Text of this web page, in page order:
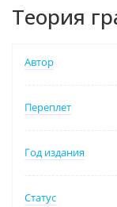
Теория
Автор
Переплет
Год издания
Статус